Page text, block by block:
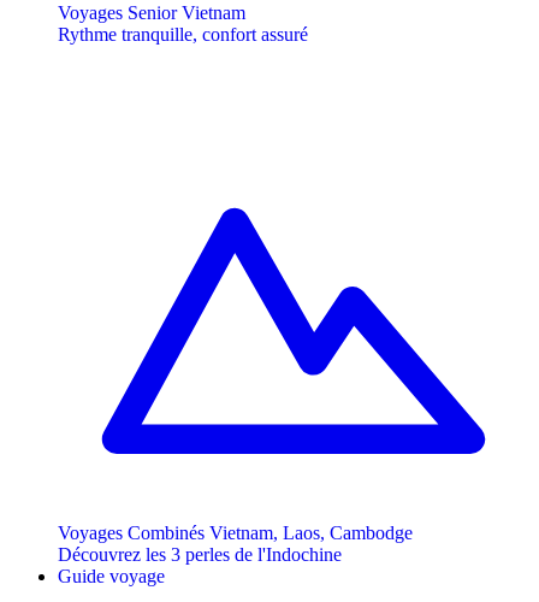
Voyages Senior Vietnam
Rythme tranquille, confort assuré
Voyages Combinés Vietnam, Laos, Cambodge
Découvrez les 3 perles de l'Indochine
Guide voyage